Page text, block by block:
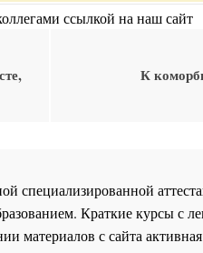
ссылкой на наш сайт
К
специализированной
Краткие курсы с
материалов с сайта